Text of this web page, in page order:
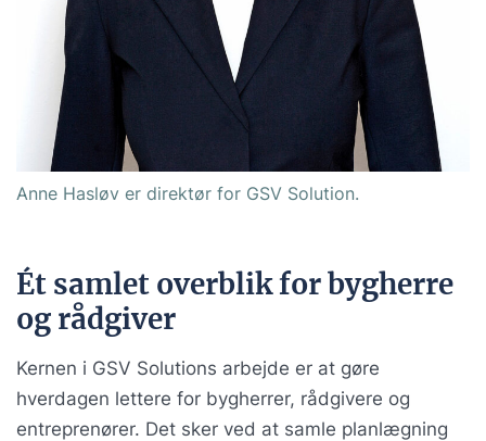
Anne Hasløv er direktør for GSV Solution.
Ét samlet overblik for bygherre
og rådgiver
Kernen i GSV Solutions arbejde er at gøre
hverdagen lettere for bygherrer, rådgivere og
entreprenører. Det sker ved at samle planlægning